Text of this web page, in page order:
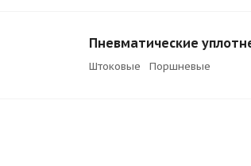
Пневматические
Штоковые Поршневые